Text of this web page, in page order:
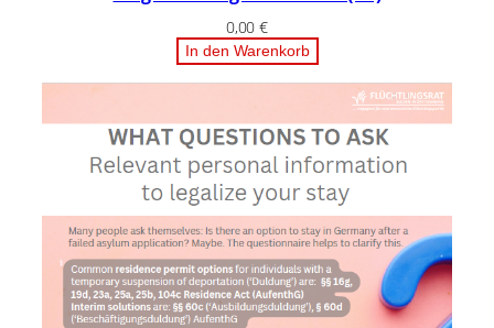
0,00€
In den Warenkorb